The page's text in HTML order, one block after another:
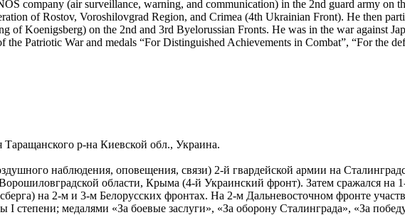
company (air surveillance, warning, and communication) in the 2nd guard army on
of Rostov, Voroshilovgrad Region, and Crimea (4th Ukrainian Front). He then
of Koenigsberg) on the 2nd and 3rd Byelorussian Fronts. He was in the war against
the Patriotic War and medals “For Distinguished Achievements in Combat”, “For the
Таращанского р-на Киевской обл., Украина.
наблюдения, оповещения, связи) 2-й гвардейской армии на
области, Крыма (4-й Украинский фронт). Затем сражался
на 2-м и 3-м Белорусских фронтах. На 2-м Дальневосточном фронте
степени; медалями «За боевые заслуги», «За оборону Сталинграда», «За